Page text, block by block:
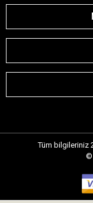
Tüm bilgileriniz
©